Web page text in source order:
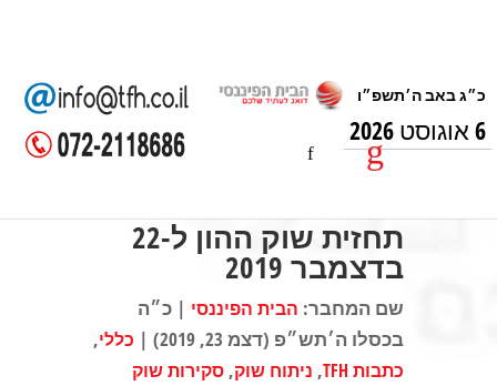
6 אוגוסט 2026
תחזית שוק ההון ל-22
בדצמבר 2019
שם המחבר: הבית הפיננסי | כ״ה
בכסלו ה׳תש״פ (דצמ 23, 2019) |
כללי,
כתבות TFH , ניתוח שוק, סקירות שוק